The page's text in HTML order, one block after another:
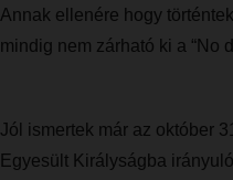
Annak ellenére hogy
mindig nem zárható ki a “No
Jól ismertek már az október
Egyesült Királyságba